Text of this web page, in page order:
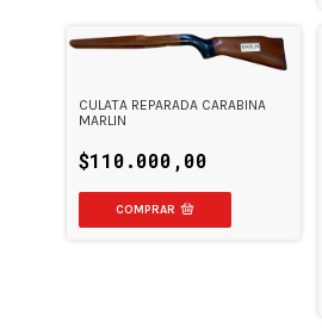
CULATA REPARADA CARABINA
MARLIN
$110.000,00